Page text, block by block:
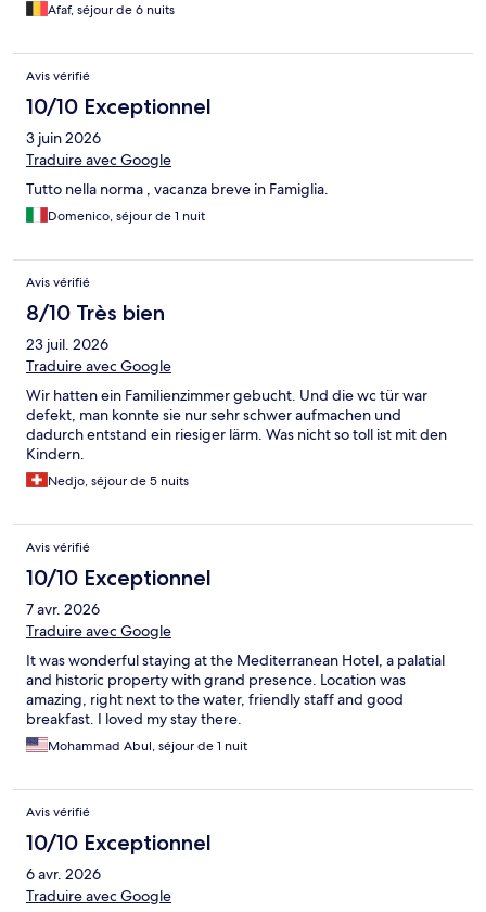
Afaf, séjour de 6 nuits
Avis vérifié
10/10 Exceptionnel
3 juin 2026
Traduire avec Google
Tutto nella norma , vacanza breve in Famiglia.
Domenico, séjour de 1 nuit
Avis vérifié
8/10 Très bien
23 juil. 2026
Traduire avec Google
Wir hatten ein Familienzimmer gebucht. Und die wc tür war
defekt, man konnte sie nur sehr schwer aufmachen und
dadurch entstand ein riesiger lärm. Was nicht so toll ist mit den
Kindern.
Nedjo, séjour de 5 nuits
Avis vérifié
10/10 Exceptionnel
7 avr. 2026
Traduire avec Google
It was wonderful staying at the Mediterranean Hotel, a palatial
and historic property with grand presence. Location was
amazing, right next to the water, friendly staff and good
breakfast. I loved my stay there.
Mohammad Abul, séjour de 1 nuit
Avis vérifié
10/10 Exceptionnel
6 avr. 2026
Traduire avec Google